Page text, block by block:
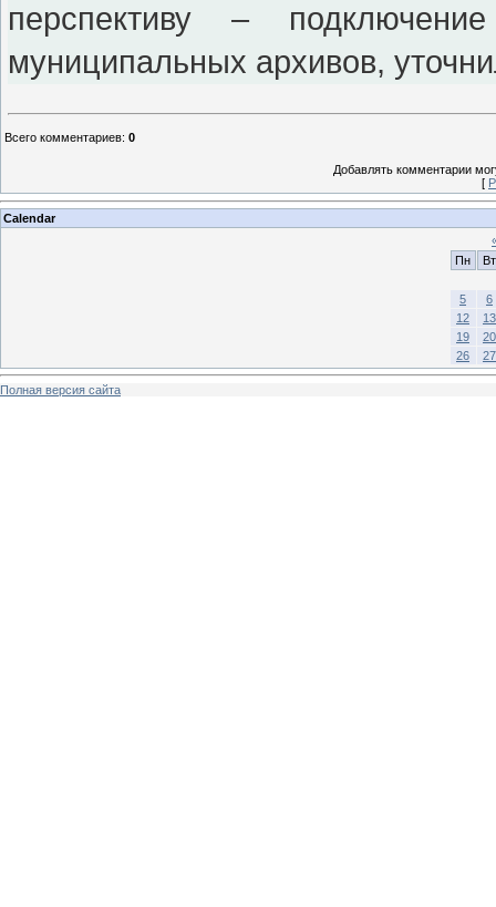
перспективу –
муниципальных архивов,
Всего комментариев: 0
Добавлять комментарии
[
Calendar
Пн
Вт
5
6
12
13
19
20
26
27
Полная версия сайта